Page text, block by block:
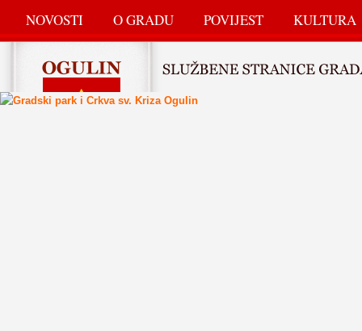
NOVOSTI O GRADU POVIJEST KULTURA